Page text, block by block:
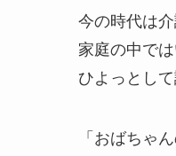
今の時代は
家庭の中で
ひよっとし
「おばちゃ